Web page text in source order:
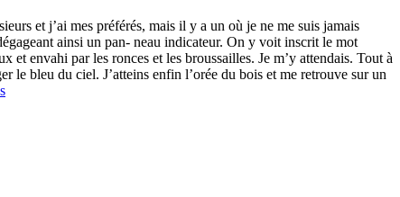
et j’ai mes préférés, mais il y a un où je ne me suis jamais
ainsi un pan- neau indicateur. On y voit inscrit le mot
envahi par les ronces et les broussailles. Je m’y attendais. Tout à
le bleu du ciel. J’atteins enfin l’orée du bois et me retrouve sur un